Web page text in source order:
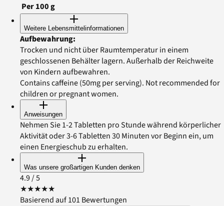
Per100g
Weitere Lebensmittelinformationen
Aufbewahrung:
Trocken und nicht über Raumtemperatur in einem
geschlossenen Behälter lagern. Außerhalb der Reichweite
von Kindern aufbewahren.
Contains caffeine (50mg per serving). Not recommended for
children or pregnant women.
Anweisungen
Nehmen Sie 1-2 Tabletten pro Stunde während körperlicher
Aktivität oder 3-6 Tabletten 30 Minuten vor Beginn ein, um
einen Energieschub zu erhalten.
Was unsere großartigen Kunden denken
4.9/ 5
★★★★★
Basierend auf 101 Bewertungen